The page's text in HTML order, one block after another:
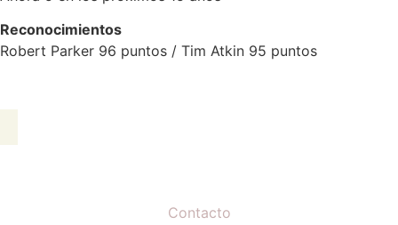
Reconocimientos
Robert Parker 96 puntos / Tim Atkin 95 puntos
Contacto